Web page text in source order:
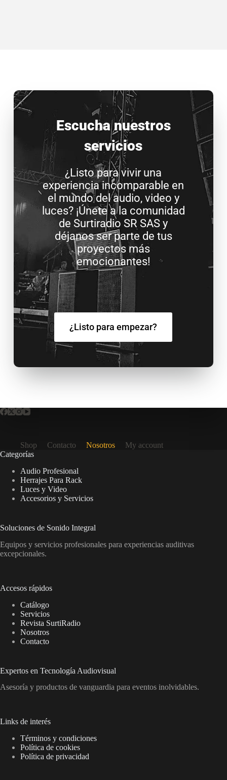
Escucha nuestros
servicios
¿Listo para vivir una
experiencia incomparable en
el mundo del audio, video y
luces? ¡Únete a la comunidad
de Surtiradio SR SAS y
déjanos ser parte de tus
proyectos más
emocionantes!
¿Listo para empezar?
Shop Contacto Nosotros
My account
Categorías
Audio Profesional
Herrajes Para Rack
Luces y Video
Accesorios y Servicios
Soluciones de Sonido Integral
Equipos y servicios profesionales para experiencias auditivas
excepcionales.
Accesos rápidos
Catálogo
Servicios
Revista SurtiRadio
Nosotros
Contacto
Expertos en Tecnología Audiovisual
Asesoría y productos de vanguardia para eventos inolvidables.
Links de interés
Términos y condiciones
Política de cookies
Política de privacidad